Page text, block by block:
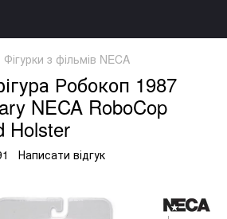
Фігурки з фільмів NECA
Робокоп 1987
NECA RoboCop
Holster
Написати відгук